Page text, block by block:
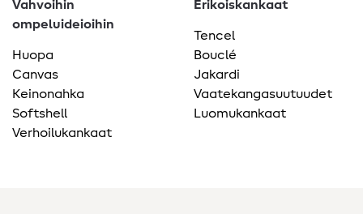
Vahvoihin
ompeluideioihin
Huopa
Canvas
Keinonahka
Softshell
Verhoilukankaat
Erikoiskankaat
Tencel
Bouclé
Jakardi
Vaatekangasuutuudet
Luomukankaat